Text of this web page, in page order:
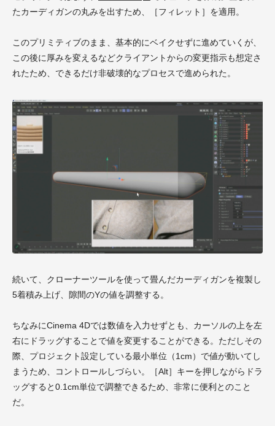
たカーディガンの丸みを出すため、［フィレット］を適用。
このプリミティブのまま、基本的にベイクせずに進めていくが、
この後に厚みを変えるなどクライアントからの変更指示も想定さ
れたため、できるだけ非破壊的なプロセスで進められた。
続いて、クローナーツールを使って畳んだカーディガンを複製し
5着積み上げ、隙間のYの値を調整する。
ちなみにCinema 4Dでは数値を入力せずとも、カーソルの上を左
右にドラッグすることで値を変更することができる。ただしその
際、プロジェクト設定している最小単位（1cm）で値が動いてし
まうため、コントロールしづらい。［Alt］キーを押しながらドラ
ッグすると0.1cm単位で調整できるため、非常に便利とのこと
だ。